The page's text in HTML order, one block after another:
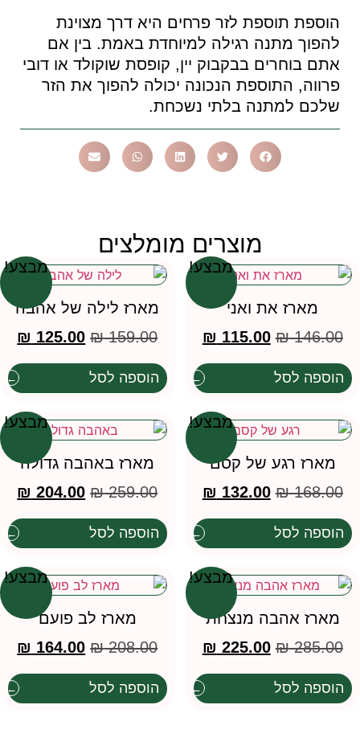
הוספת תוספת לזר פרחים היא דרך מצוינת
להפוך מתנה רגילה למיוחדת באמת. בין אם
אתם בוחרים בבקבוק יין, קופסת שוקולד או דובי
פרווה, התוספת הנכונה יכולה להפוך את הזר
שלכם למתנה בלתי נשכחת.
מוצרים מומלצים
מבצע!
מארז את ואני
₪146.00
₪ 115.00
הוספה לסל
מבצע!
מארז לילה של אהבה
₪159.00
₪ 125.00
הוספה לסל
מבצע!
מארז רגע של קסם
₪168.00
₪ 132.00
הוספה לסל
מבצע!
מארז באהבה גדולה
₪259.00
₪ 204.00
הוספה לסל
מבצע!
מארז אהבה מנצחת
₪285.00
₪ 225.00
הוספה לסל
מבצע!
מארז לב פועם
₪208.00
₪ 164.00
הוספה לסל